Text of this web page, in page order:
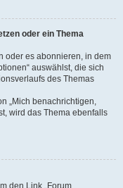
oder ein Thema
oder es abonnieren, in dem
auswählst, die sich
des Themas
„Mich benachrichtigen,
wird das Thema ebenfalls
den Link „Forum